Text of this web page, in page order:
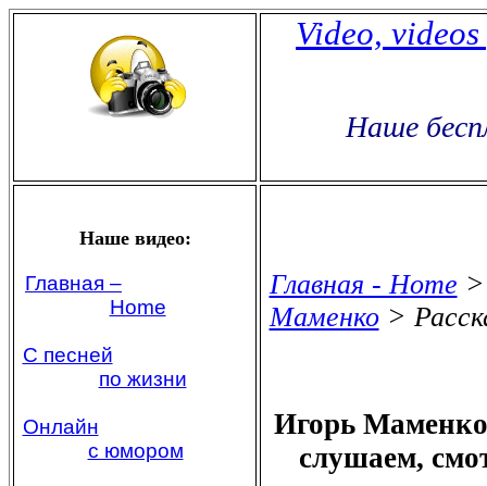
Video,
Наше
Наше видео:
Главная –
Home
С песней
по жизни
Онлайн
с юмором
Главная - Home
Маменко>
Игорь Маменко
слушаем,